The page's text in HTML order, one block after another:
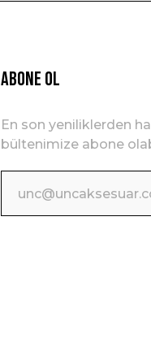
ABONE OL
En son yeniliklerden
bültenimize abone